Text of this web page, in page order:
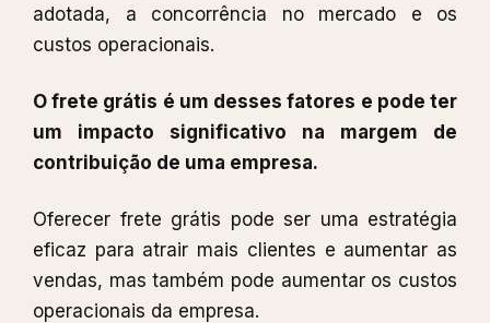
adotada, a concorrência no mercado e os
custos operacionais.
O frete grátis é um desses fatores e pode ter
um impacto significativo na margem de
contribuição de uma empresa.
Oferecer frete grátis pode ser uma estratégia
eficaz para atrair mais clientes e aumentar as
vendas, mas também pode aumentar os custos
operacionais da empresa.